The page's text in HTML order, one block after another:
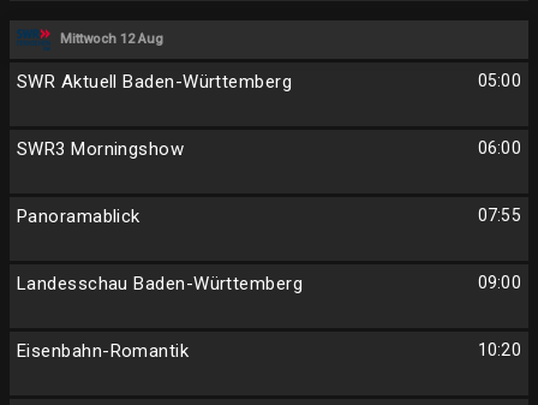
Mittwoch 12 Aug
05:00
SWR Aktuell Baden-Württemberg
06:00
SWR3 Morningshow
07:55
Panoramablick
09:00
Landesschau Baden-Württemberg
10:20
Eisenbahn-Romantik